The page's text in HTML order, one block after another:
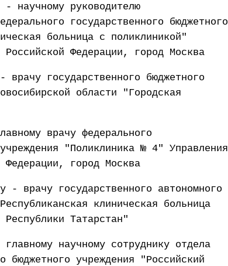
- научному руководителю
государственного бюджетного
больница с поликлиникой"
Российской Федерации, город Москва
врачу государственного бюджетного
области "Городская
врачу федерального
"Поликлиника № 4" Управления
Федерации, город Москва
- врачу государственного автономного
клиническая больница
Республики Татарстан"
научному сотруднику отдела
бюджетного учреждения "Российский